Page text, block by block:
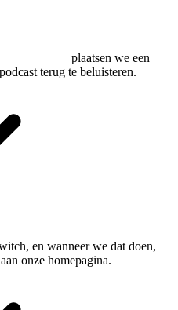
plaatsen we een
terug te beluisteren.
en wanneer we dat doen,
onze homepagina.